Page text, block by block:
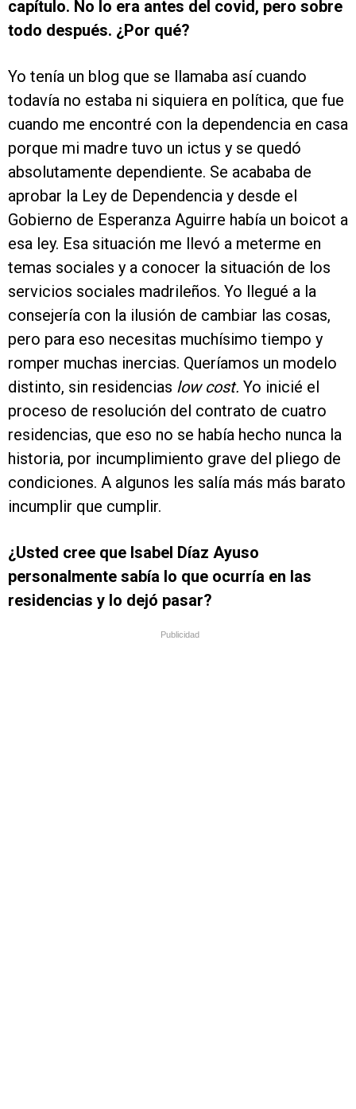
capítulo. No lo era antes del covid, pero sobre
todo después. ¿Por qué?
Yo tenía un blog que se llamaba así cuando
todavía no estaba ni siquiera en política, que fue
cuando me encontré con la dependencia en casa
porque mi madre tuvo un ictus y se quedó
absolutamente dependiente. Se acababa de
aprobar la Ley de Dependencia y desde el
Gobierno de Esperanza Aguirre había un boicot a
esa ley. Esa situación me llevó a meterme en
temas sociales y a conocer la situación de los
servicios sociales madrileños. Yo llegué a la
consejería con la ilusión de cambiar las cosas,
pero para eso necesitas muchísimo tiempo y
romper muchas inercias. Queríamos un modelo
distinto, sin residencias low cost. Yo inicié el
proceso de resolución del contrato de cuatro
residencias, que eso no se había hecho nunca la
historia, por incumplimiento grave del pliego de
condiciones. A algunos les salía más más barato
incumplir que cumplir.
¿Usted cree que Isabel Díaz Ayuso
personalmente sabía lo que ocurría en las
residencias y lo dejó pasar?
Publicidad